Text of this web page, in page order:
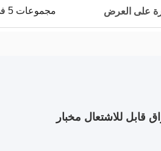
على العرض مجموعات 5 في الشهر
قابل للاشتعال مخبار